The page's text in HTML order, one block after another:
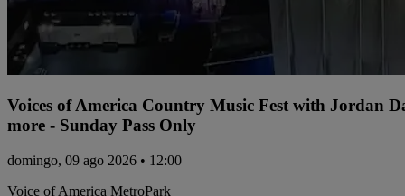
Voices of America Country Music Fest with Jordan
more - Sunday Pass Only
domingo, 09 ago 2026 • 12:00
Voice of America MetroPark